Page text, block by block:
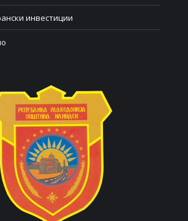
инвестиции